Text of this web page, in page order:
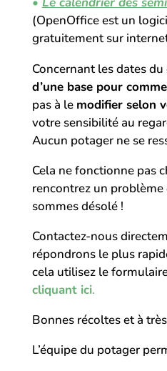
(OpenOffice est un
gratuitement sur
Concernant les dates
d’une base pour
pas à le modifier selon
votre sensibilité au
Aucun potager ne se
Cela ne fonctionne pas
rencontrez un
sommes désolé !
Contactez-nous
répondrons le plus
cela utilisez le
cliquant ici.
Bonnes récoltes et à
L’équipe du potager